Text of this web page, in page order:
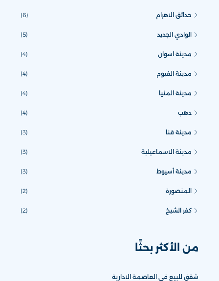
حدائق الاهرام (6)
الوادي الجديد (5)
مدينة اسوان (4)
مدينة الفيوم (4)
مدينة المنيا (4)
دهب (4)
مدينة قنا (3)
مدينة الاسماعيلية (3)
مدينة أسيوط (3)
المنصورة (2)
كفر الشيخ (2)
من الأكثر بحثًا
شقق للبيع في العاصمة الادارية